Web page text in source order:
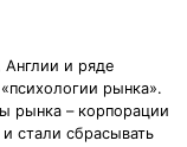
и ряде
рынка».
рынка – корпорации
стали сбрасывать